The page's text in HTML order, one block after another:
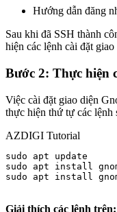
Hướng dẫn đăng
Sau khi đã SSH thành
hiện các lệnh cài đặt
Bước 2: Thực hiện
Việc cài đặt giao diện
thực hiện thứ tự các lệnh
AZDIGI Tutorial
sudo apt update
sudo apt install
sudo apt install
Giải thích các lệnh trên: